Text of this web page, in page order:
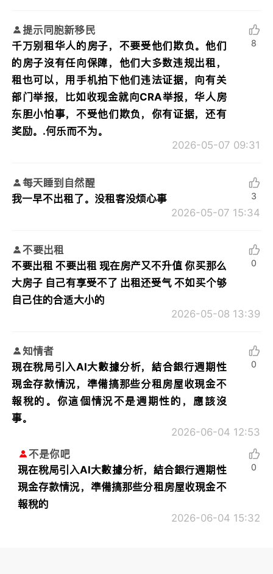
提示同胞新移民
千万别租华人的房子，不要受他们欺负。他们
的房子沒有任向保障，他们大多数违规出租，
租也可以，用手机拍下他们违法证据，向有关
部门举报，比如收现金就向CRA举报，华人房
东胆小怕事，不受他们欺负，你有证据，还有
奖励。.何乐而不为。
2026-05-07 09:31
8
每天睡到自然醒
我一早不出租了。没租客没烦心事
2026-05-07 15:34
3
不要出租
不要出租 不要出租 现在房产又不升值 你买那么
大房子 自己有享受不了 出租还受气 不如买个够
自己住的合适大小的
2026-05-08 13:39
0
知情者
現在稅局引入AI大數據分析，結合銀行週期性
現金存款情況，準備搞那些分租房屋收現金不
報稅的。你這個情況不是週期性的，應該沒
事。
2026-06-04 12:53
0
不是你吧
現在稅局引入AI大數據分析，結合銀行週期性
現金存款情況，準備搞那些分租房屋收現金不
報稅的
2026-06-04 15:32
0